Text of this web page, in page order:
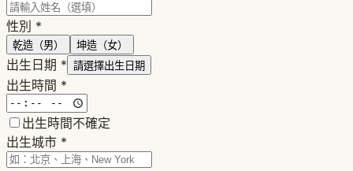
性別 *
乾造（男） 坤造（女）
出生日期 * 請選擇出生日期
出生時間 *
出生時間不確定
出生城市 *